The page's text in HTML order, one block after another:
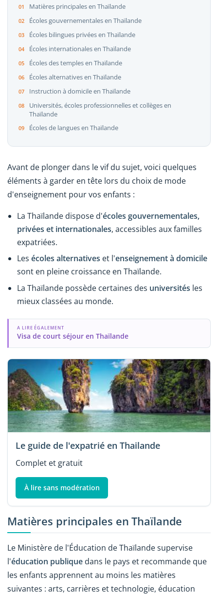
Matières principales en Thaïlande
Écoles gouvernementales en Thaïlande
Écoles bilingues privées en Thaïlande
Écoles internationales en Thaïlande
Écoles des temples en Thaïlande
Écoles alternatives en Thaïlande
Instruction à domicile en Thaïlande
Universités, écoles professionnelles et collèges en
Thaïlande
Écoles de langues en Thaïlande
Avant de plonger dans le vif du sujet, voici quelques
éléments à garder en tête lors du choix de mode
d'enseignement pour vos enfants :
La Thaïlande dispose d'écoles gouvernementales,
privées et internationales, accessibles aux familles
expatriées.
Les écoles alternatives et l'enseignement à domicile
sont en pleine croissance en Thaïlande.
La Thaïlande possède certaines des universités les
mieux classées au monde.
A LIRE ÉGALEMENT
Visa de court séjour en Thaïlande
Le guide de l'expatrié en Thailande
Complet et gratuit
À lire sans modération
Matières principales en Thaïlande
Le Ministère de l'Éducation de Thaïlande supervise
l'éducation publique dans le pays et recommande que
les enfants apprennent au moins les matières
suivantes : arts, carrières et technologie, éducation